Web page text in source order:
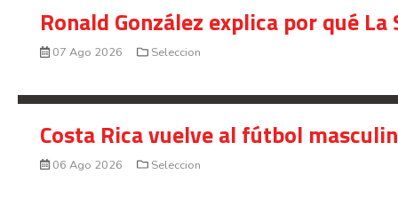
Ronald González explica por qué
07 Ago 2026 Seleccion
Costa Rica vuelve al fútbol
06 Ago 2026 Seleccion